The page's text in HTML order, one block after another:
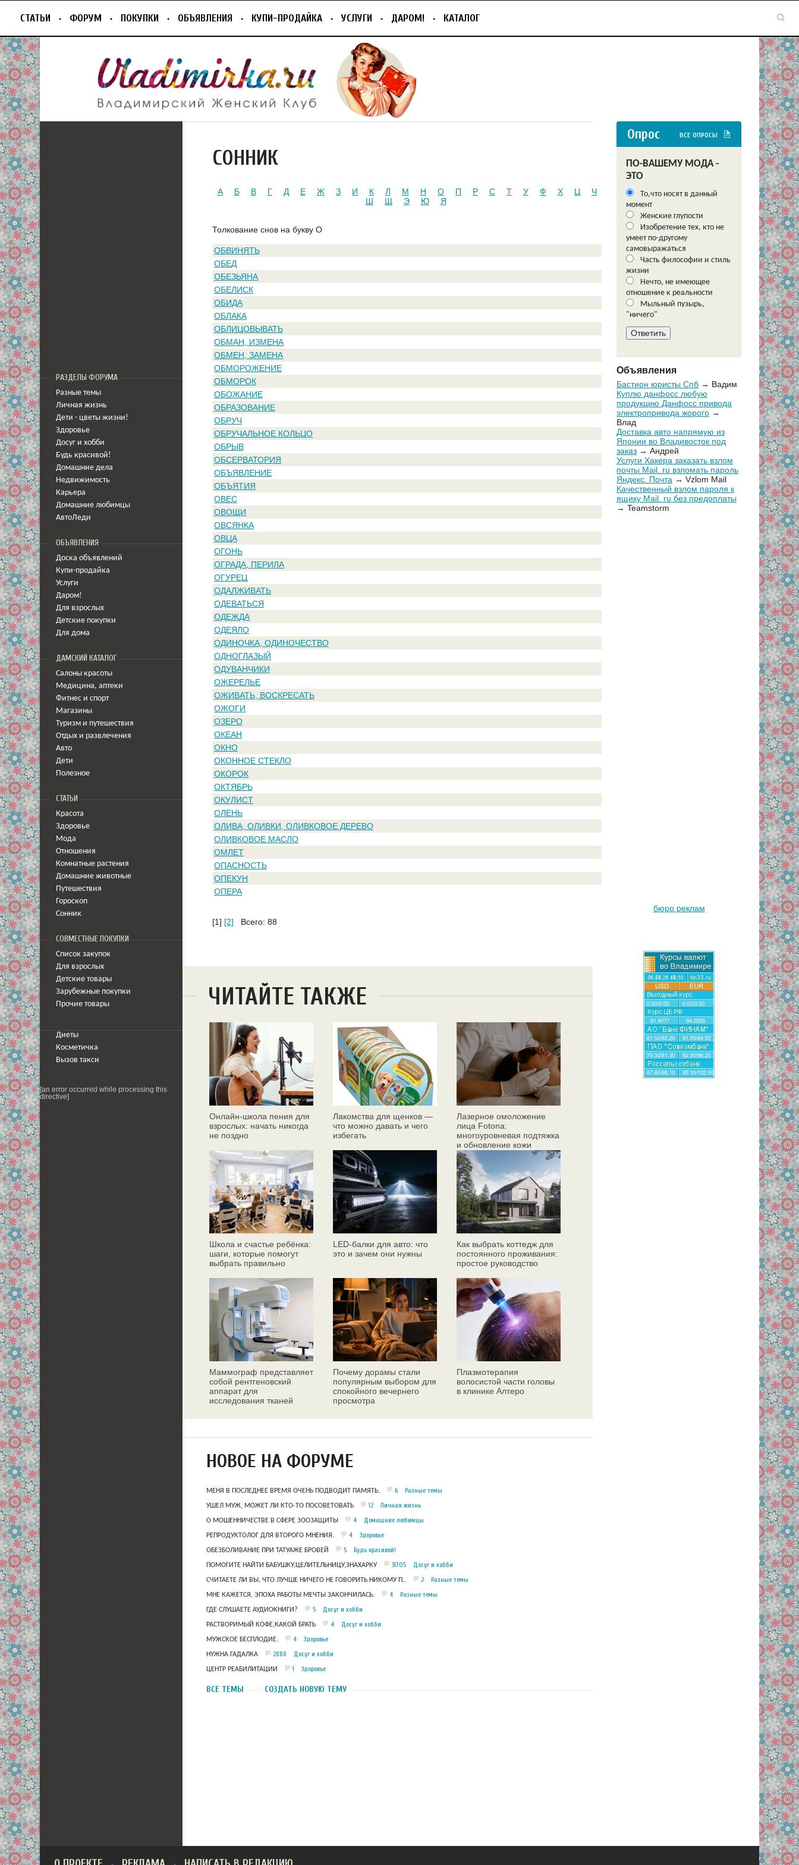
СТАТЬИ ФОРУМ ПОКУПКИ ОБЪЯВЛЕНИЯ КУПИ-ПРОДАЙКА УСЛУГИ ДАРОМ! КАТАЛОГ
РАЗДЕЛЫ ФОРУМА
Разные темы
Личная жизнь
Дети - цветы жизни!
Здоровье
Досуг и хобби
Будь красивой!
Домашние дела
Недвижимость
Карьера
Домашние любимцы
АвтоЛеди
ОБЪЯВЛЕНИЯ
Доска объявлений
Купи-продайка
Услуги
Даром!
Для взрослых
Детские покупки
Для дома
ДАМСКИЙ КАТАЛОГ
Салоны красоты
Медицина, аптеки
Фитнес и спорт
Магазины
Туризм и путешествия
Отдых и развлечения
Авто
Дети
Полезное
СТАТЬИ
Красота
Здоровье
Мода
Отношения
Комнатные растения
Домашние животные
Путешествия
Гороскоп
Сонник
СОВМЕСТНЫЕ ПОКУПКИ
Список закупок
Для взрослых
Детские товары
Зарубежные покупки
Прочие товары
Диеты
Косметичка
Вызов такси
[an error occurred while processing this
directive]
СОННИК
А Б В Г Д Е Ж З И К Л М Н О П Р С Т У Ф Х Ц
Ч
Ш
Щ Э Ю Я
Толкование снов на букву О
ОБВИНЯТЬ
ОБЕД
ОБЕЗЬЯНА
ОБЕЛИСК
ОБИДА
ОБЛАКА
ОБЛИЦОВЫВАТЬ
ОБМАН, ИЗМЕНА
ОБМЕН, ЗАМЕНА
ОБМОРОЖЕНИЕ
ОБМОРОК
ОБОЖАНИЕ
ОБРАЗОВАНИЕ
ОБРУЧ
ОБРУЧАЛЬНОЕ КОЛЬЦО
ОБРЫВ
ОБСЕРВАТОРИЯ
ОБЪЯВЛЕНИЕ
ОБЪЯТИЯ
ОВЕС
ОВОЩИ
ОВСЯНКА
ОВЦА
ОГОНЬ
ОГРАДА, ПЕРИЛА
ОГУРЕЦ
ОДАЛЖИВАТЬ
ОДЕВАТЬСЯ
ОДЕЖДА
ОДЕЯЛО
ОДИНОЧКА, ОДИНОЧЕСТВО
ОДНОГЛАЗЫЙ
ОДУВАНЧИКИ
ОЖЕРЕЛЬЕ
ОЖИВАТЬ, ВОСКРЕСАТЬ
ОЖОГИ
ОЗЕРО
ОКЕАН
ОКНО
ОКОННОЕ СТЕКЛО
ОКОРОК
ОКТЯБРЬ
ОКУЛИСТ
ОЛЕНЬ
ОЛИВА, ОЛИВКИ, ОЛИВКОВОЕ ДЕРЕВО
ОЛИВКОВОЕ МАСЛО
ОМЛЕТ
ОПАСНОСТЬ
ОПЕКУН
ОПЕРА
[1] [2] Всего: 88
ЧИТАЙТЕ ТАКЖЕ
Онлайн‑школа пения для
взрослых: начать никогда
не поздно
Лакомства для щенков —
что можно давать и чего
избегать
Лазерное омоложение
лица Fotona:
многоуровневая подтяжка
и обновление кожи
Школа и счастье ребёнка:
шаги, которые помогут
выбрать правильно
LED-балки для авто: что
это и зачем они нужны
Как выбрать коттедж для
постоянного проживания:
простое руководство
Маммограф представляет
собой рентгеновский
аппарат для
исследования тканей
Почему дорамы стали
популярным выбором для
спокойного вечернего
просмотра
Плазмотерапия
волосистой части головы
в клинике Алтеро
НОВОЕ НА ФОРУМЕ
МЕНЯ В ПОСЛЕДНЕЕ ВРЕМЯ ОЧЕНЬ ПОДВОДИТ ПАМЯТЬ. 6 Разные темы
УШЕЛ МУЖ, МОЖЕТ ЛИ КТО-ТО ПОСОВЕТОВАТЬ 12 Личная жизнь
О МОШЕННИЧЕСТВЕ В СФЕРЕ ЗООЗАЩИТЫ 4 Домашние любимцы
РЕПРОДУКТОЛОГ ДЛЯ ВТОРОГО МНЕНИЯ. 4 Здоровье
ОБЕЗБОЛИВАНИЕ ПРИ ТАТУАЖЕ БРОВЕЙ 5 Будь красивой!
ПОМОГИТЕ НАЙТИ БАБУШКУ,ЦЕЛИТЕЛЬНИЦУ,ЗНАХАРКУ 31705 Досуг и хобби
СЧИТАЕТЕ ЛИ ВЫ, ЧТО ЛУЧШЕ НИЧЕГО НЕ ГОВОРИТЬ НИКОМУ П.. 2 Разные темы
МНЕ КАЖЕТСЯ, ЭПОХА РАБОТЫ МЕЧТЫ ЗАКОНЧИЛАСЬ. 4 Разные темы
ГДЕ СЛУШАЕТЕ АУДИОКНИГИ? 5 Досуг и хобби
РАСТВОРИМЫЙ КОФЕ,КАКОЙ БРАТЬ 4 Досуг и хобби
МУЖСКОЕ БЕСПЛОДИЕ. 4 Здоровье
НУЖНА ГАДАЛКА 2888 Досуг и хобби
ЦЕНТР РЕАБИЛИТАЦИИ 1 Здоровье
ВСЕ ТЕМЫ СОЗДАТЬ НОВУЮ ТЕМУ
Опрос ВСЕ ОПРОСЫ
ПО-ВАШЕМУ МОДА -
ЭТО
То,что носят в данный
момент
Женские глупости
Изобретение тех, кто не
умеет по-другому
самовыражаться
Часть философии и стиль
жизни
Нечто, не имеющее
отношение к реальности
Мыльный пузырь,
"ничего"
Объявления
Бастион юристы Спб → Вадим
Куплю данфосс любую
продукцию Данфосс привода
электропривода жорого →
Влад
Доставка авто напрямую из
Японии во Владивосток под
заказ → Андрей
Услуги Хакера заказать взлом
почты Mail. ru взломать пароль
Яндекс. Почта → Vzlom Mail
Качественный взлом пароля к
ящику Mail. ru без предоплаты
→ Teamstorm
бюро реклам